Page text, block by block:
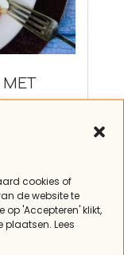
cookies of
de website te
op 'Accepteren' klikt,
Lees
MET